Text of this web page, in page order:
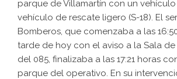
parque de Villamartín con un vehículo
vehículo de rescate ligero (S-18). El
Bomberos, que comenzaba a las
tarde de hoy con el aviso a la Sala de
del 085, finalizaba a las 17:21 horas
parque del operativo. En su